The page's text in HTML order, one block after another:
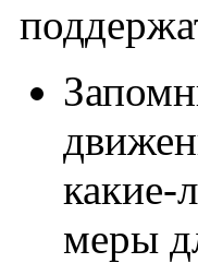
какие-
меры